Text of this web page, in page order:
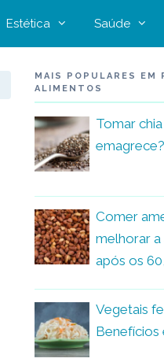
Estética Saúde
MAIS POPULARES EM
ALIMENTOS
Tomar
Comer
melhorar
após os
Vegetais